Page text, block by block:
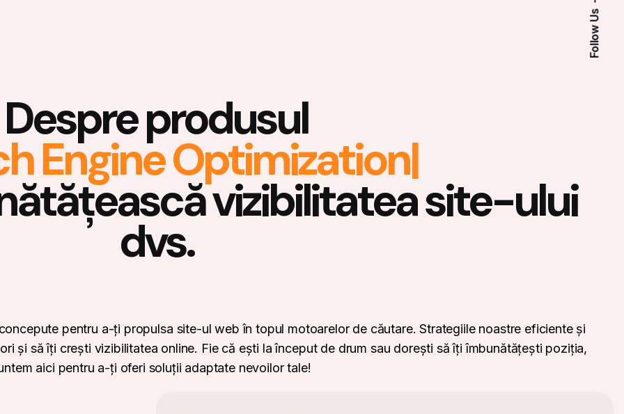
Follow Us
Despre produsul
Engine Opt|
vizibilitatea site-ului
dvs.
pentru a-ți propulsa site-ul web în topul motoarelor de căutare. Strategiile noastre eficiente și
și să îți crești vizibilitatea online. Fie că ești la început de drum sau dorești să îți îmbunătățești poziția,
aici pentru a-ți oferi soluții adaptate nevoilor tale!